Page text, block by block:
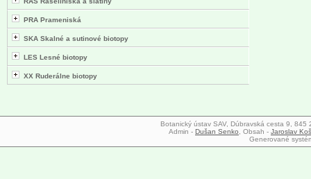
PRA Prameniská
SKA Skalné a sutinové biotopy
LES Lesné biotopy
XX Ruderálne biotopy
Botanický ústav SAV, Dúbravská cesta 9,
Admin - Dušan Senko , Obsah - Jaroslav
Generované